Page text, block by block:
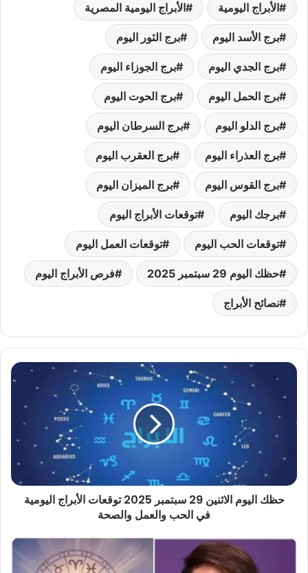
الأبراج اليومية الأبراج اليومية المصرية
برج الأسد اليوم برج الثور اليوم
برج الجدي اليوم برج الجوزاء اليوم
برج الحمل اليوم برج الحوت اليوم
برج الدلو اليوم برج السرطان اليوم
برج العذراء اليوم برج العقرب اليوم
برج القوس اليوم برج الميزان اليوم
برجك اليوم توقعات الأبراج اليوم
توقعات الحب اليوم توقعات العمل اليوم
حظك اليوم 29 سبتمبر 2025 فرص الأبراج اليوم
نصائح الأبراج
حظك
الاثنين
سبتمبر
2025
توقعات
اليومية
والصحة
حظك اليوم الاثنين 29 سبتمبر 2025 توقعات الأبراج اليومية
في الحب والعمل والصحة
حظك